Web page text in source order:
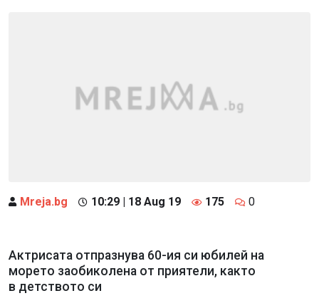
Mreja.bg 10:29 | 18 Aug 19 175 0
Актрисата отпразнува 60-ия си юбилей на
морето заобиколена от приятели, както
в детството си